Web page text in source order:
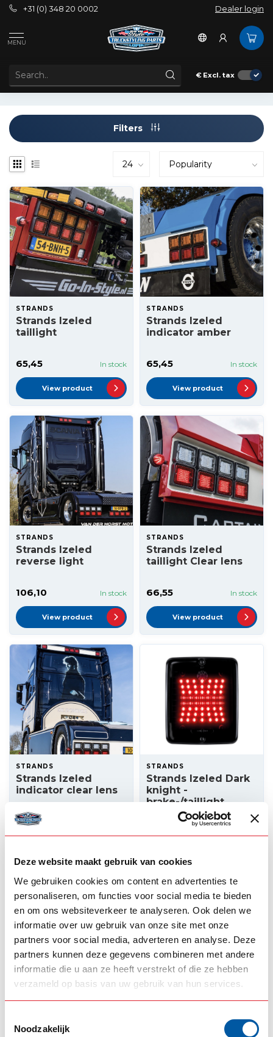
Deze website maakt gebruik van cookies
We gebruiken cookies om content en advertenties te
personaliseren, om functies voor social media te bieden
en om ons websiteverkeer te analyseren. Ook delen we
informatie over uw gebruik van onze site met onze
partners voor social media, adverteren en analyse. Deze
partners kunnen deze gegevens combineren met andere
informatie die u aan ze heeft verstrekt of die ze hebben
verzameld op basis van uw gebruik van hun services.
Noodzakelijk
+31 (0) 348 20 0002 Dealer login
MENU
€ Excl. tax
Tags
PRODUCTS TAGGED WITH #KEEPONROLING2020
Filters
STRANDS
Strands Izeled
taillight
65,45 In stock
View product
STRANDS
Strands Izeled
indicator amber
65,45 In stock
View product
STRANDS
Strands Izeled
reverse light
106,10 In stock
View product
STRANDS
Strands Izeled
taillight Clear lens
66,55 In stock
View product
STRANDS
Strands Izeled
indicator clear lens
66,55
View product
STRANDS
Strands Izeled Dark
knight -
brake-/taillight
69,10
View product
knight -
Strands Izeled Dark